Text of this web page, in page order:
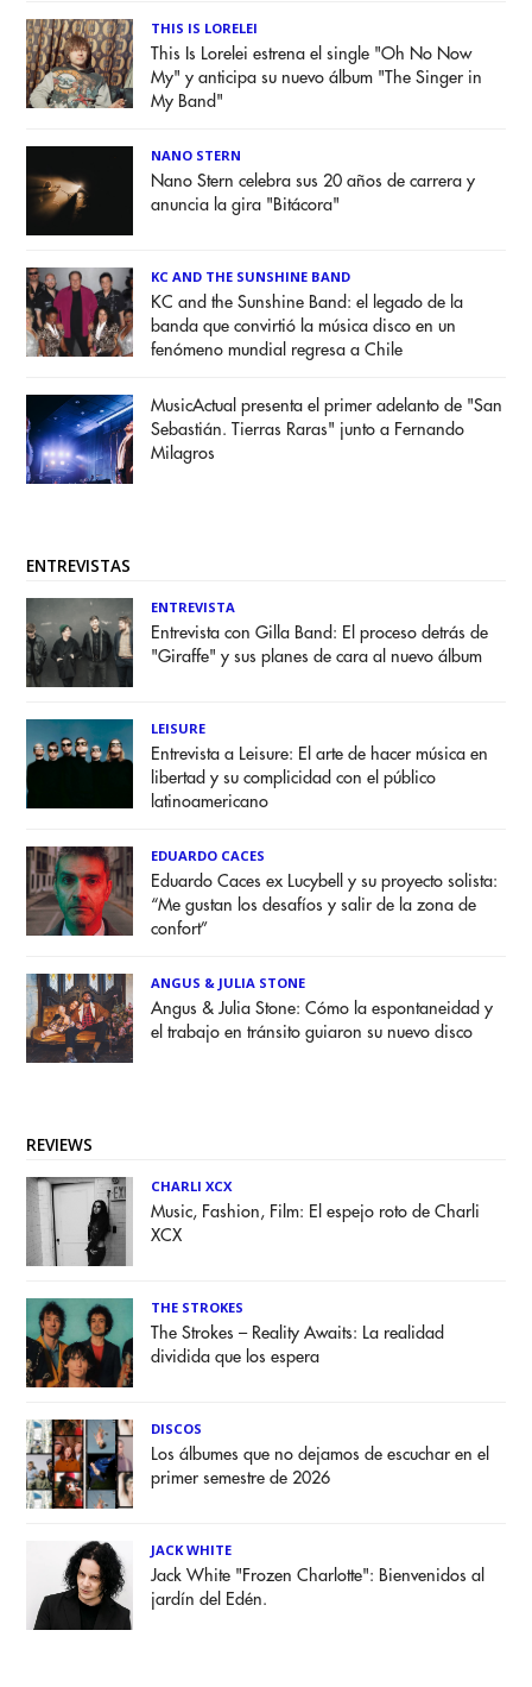
THIS IS LORELEI
This Is Lorelei estrena el single "Oh No Now
My" y anticipa su nuevo álbum "The Singer in
My Band"
NANO STERN
Nano Stern celebra sus 20 años de carrera y
anuncia la gira "Bitácora"
KC AND THE SUNSHINE BAND
KC and the Sunshine Band: el legado de la
banda que convirtió la música disco en un
fenómeno mundial regresa a Chile
MusicActual presenta el primer adelanto de "San
Sebastián. Tierras Raras" junto a Fernando
Milagros
ENTREVISTAS
ENTREVISTA
Entrevista con Gilla Band: El proceso detrás de
"Giraffe" y sus planes de cara al nuevo álbum
LEISURE
Entrevista a Leisure: El arte de hacer música en
libertad y su complicidad con el público
latinoamericano
EDUARDO CACES
Eduardo Caces ex Lucybell y su proyecto solista:
“Me gustan los desafíos y salir de la zona de
confort”
ANGUS & JULIA STONE
Angus & Julia Stone: Cómo la espontaneidad y
el trabajo en tránsito guiaron su nuevo disco
REVIEWS
CHARLI XCX
Music, Fashion, Film: El espejo roto de Charli
XCX
THE STROKES
The Strokes – Reality Awaits: La realidad
dividida que los espera
DISCOS
Los álbumes que no dejamos de escuchar en el
primer semestre de 2026
JACK WHITE
Jack White "Frozen Charlotte": Bienvenidos al
jardín del Edén.